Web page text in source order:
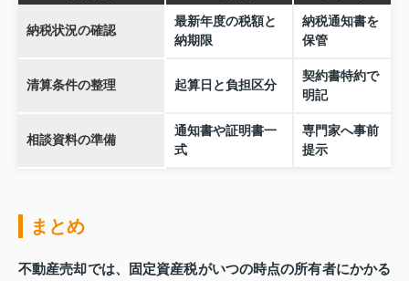
納税状況の確認
最新年度の税額と
納期限
納税通知書を
保管
清算条件の整理 起算日と負担区分
契約書特約で
明記
相談資料の準備
通知書や証明書一
式
専門家へ事前
提示
まとめ
不動産売却では、固定資産税がいつの時点の所有者にかかる